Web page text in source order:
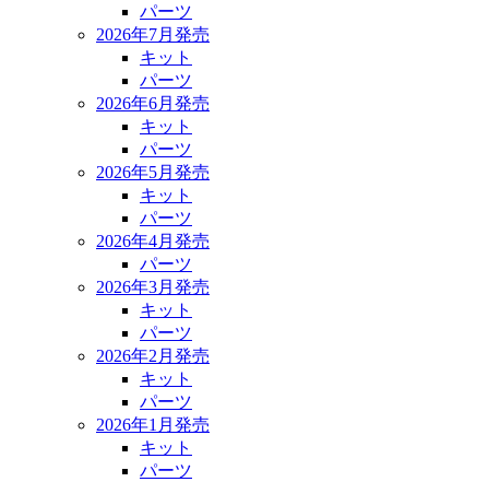
パーツ
2026年7月発売
キット
パーツ
2026年6月発売
キット
パーツ
2026年5月発売
キット
パーツ
2026年4月発売
パーツ
2026年3月発売
キット
パーツ
2026年2月発売
キット
パーツ
2026年1月発売
キット
パーツ